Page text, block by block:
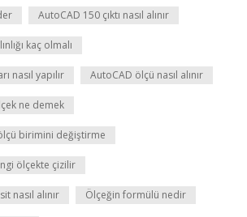
AutoCAD 150 çıktı nasıl alınır
kaç olmalı
nasıl yapılır AutoCAD ölçü nasıl alınır
ne demek
birimini değiştirme
ölçekte çizilir
nasıl alınır Ölçeğin formülü nedir